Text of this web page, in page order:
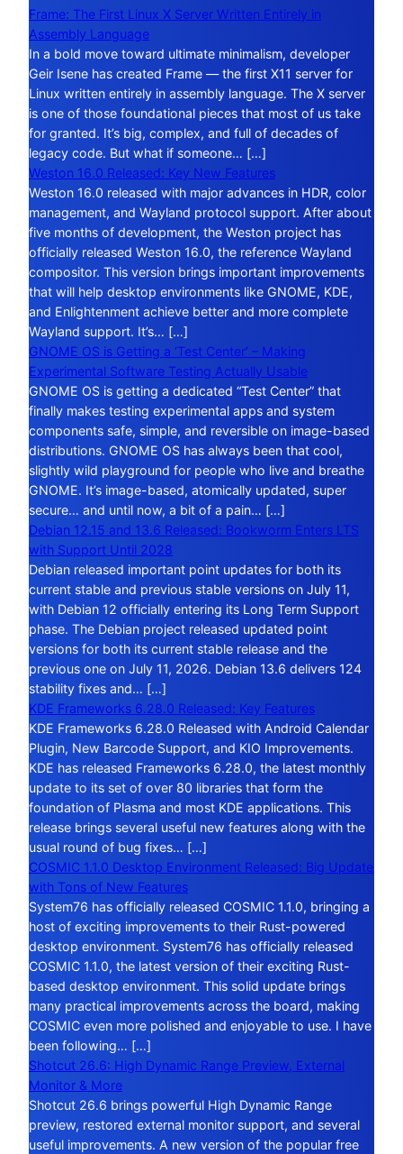
Frame: The First Linux X Server Written Entirely in
Assembly Language
In a bold move toward ultimate minimalism, developer
Geir Isene has created Frame — the first X11 server for
Linux written entirely in assembly language. The X server
is one of those foundational pieces that most of us take
for granted. It’s big, complex, and full of decades of
legacy code. But what if someone… […]
Weston 16.0 Released: Key New Features
Weston 16.0 released with major advances in HDR, color
management, and Wayland protocol support. After about
five months of development, the Weston project has
officially released Weston 16.0, the reference Wayland
compositor. This version brings important improvements
that will help desktop environments like GNOME, KDE,
and Enlightenment achieve better and more complete
Wayland support. It’s… […]
GNOME OS is Getting a ‘Test Center’ – Making
Experimental Software Testing Actually Usable
GNOME OS is getting a dedicated “Test Center” that
finally makes testing experimental apps and system
components safe, simple, and reversible on image-based
distributions. GNOME OS has always been that cool,
slightly wild playground for people who live and breathe
GNOME. It’s image-based, atomically updated, super
secure… and until now, a bit of a pain… […]
Debian 12.15 and 13.6 Released: Bookworm Enters LTS
with Support Until 2028
Debian released important point updates for both its
current stable and previous stable versions on July 11,
with Debian 12 officially entering its Long Term Support
phase. The Debian project released updated point
versions for both its current stable release and the
previous one on July 11, 2026. Debian 13.6 delivers 124
stability fixes and… […]
KDE Frameworks 6.28.0 Released: Key Features
KDE Frameworks 6.28.0 Released with Android Calendar
Plugin, New Barcode Support, and KIO Improvements.
KDE has released Frameworks 6.28.0, the latest monthly
update to its set of over 80 libraries that form the
foundation of Plasma and most KDE applications. This
release brings several useful new features along with the
usual round of bug fixes… […]
COSMIC 1.1.0 Desktop Environment Released: Big Update
with Tons of New Features
System76 has officially released COSMIC 1.1.0, bringing a
host of exciting improvements to their Rust-powered
desktop environment. System76 has officially released
COSMIC 1.1.0, the latest version of their exciting Rust-
based desktop environment. This solid update brings
many practical improvements across the board, making
COSMIC even more polished and enjoyable to use. I have
been following… […]
Shotcut 26.6: High Dynamic Range Preview, External
Monitor & More
Shotcut 26.6 brings powerful High Dynamic Range
preview, restored external monitor support, and several
useful improvements. A new version of the popular free